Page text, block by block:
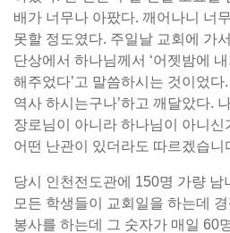
배가 너무나 아팠다. 깨어나니 너
못할 정도였다. 주일날 교회에 가
단상에서 하나님께서 ‘어젯밤에
해주었다’고 말씀하시는 것이었다
역사 하시는구나’하고 깨달았다.
장로님이 아니라 하나님이 아니신
어떤 난관이 있더라도 따르겠습니
당시 인천전도관에 150명 가량 남
모든 학생들이 교회일을 하는데
봉사를 하는데 그 숫자가 매일 60